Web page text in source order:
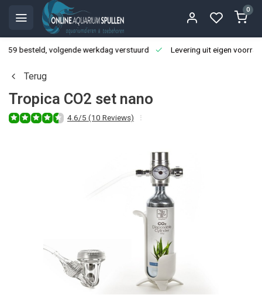
0
besteld, volgende werkdag verstuurd Levering uit eigen
Terug
Tropica CO2 set nano
4.6/5 (10 Reviews)